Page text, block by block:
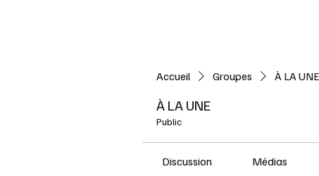
Accueil Groupes À LA UNE
À LA UNE
Public
Discussion Médias